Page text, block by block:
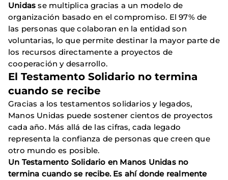
Unidas se multiplica gracias a un modelo de
organización basado en el compromiso. El 97% de
las personas que colaboran en la entidad son
voluntarias, lo que permite destinar la mayor parte de
los recursos directamente a proyectos de
cooperación y desarrollo.
El Testamento Solidario no termina
cuando se recibe
Gracias a los testamentos solidarios y legados,
Manos Unidas puede sostener cientos de proyectos
cada año. Más allá de las cifras, cada legado
representa la confianza de personas que creen que
otro mundo es posible.
Un Testamento Solidario en Manos Unidas no
termina cuando se recibe. Es ahí donde realmente